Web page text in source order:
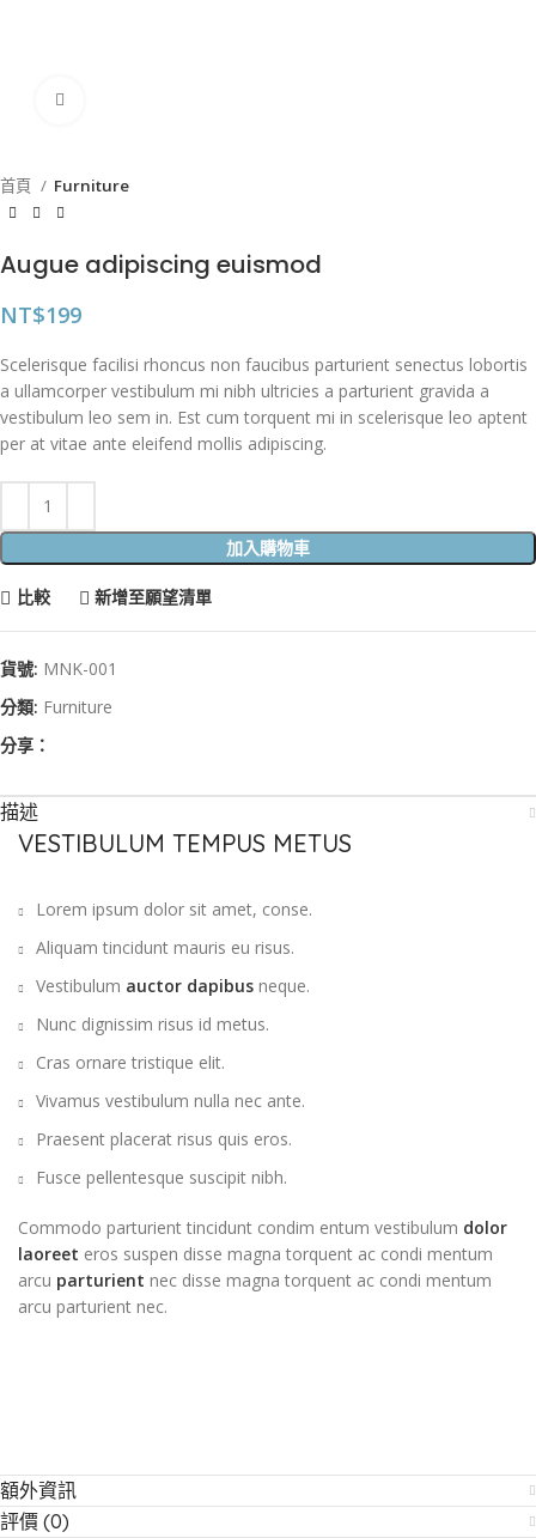
首頁 Furniture
Augue adipiscing euismod
NT$199
Scelerisque facilisi rhoncus non faucibus parturient senectus lobortis
a ullamcorper vestibulum mi nibh ultricies a parturient gravida a
vestibulum leo sem in. Est cum torquent mi in scelerisque leo aptent
per at vitae ante eleifend mollis adipiscing.
加入購物車
比較 新增至願望清單
貨號: MNK-001
分類: Furniture
分享：
描述
VESTIBULUM TEMPUS METUS
Lorem ipsum dolor sit amet, conse.
Aliquam tincidunt mauris eu risus.
Vestibulum auctor dapibus neque.
Nunc dignissim risus id metus.
Cras ornare tristique elit.
Vivamus vestibulum nulla nec ante.
Praesent placerat risus quis eros.
Fusce pellentesque suscipit nibh.
Commodo parturient tincidunt condim entum vestibulum dolor
laoreet eros suspen disse magna torquent ac condi mentum
arcu parturient nec disse magna torquent ac condi mentum
arcu parturient nec.
額外資訊
評價 (0)